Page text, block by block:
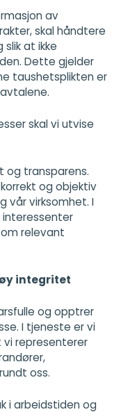
av
skal håndtere
at ikke
Dette gjelder
taushetsplikten er
skal vi utvise
og transparens.
og objektiv
vår virksomhet. I
interessenter
relevant
integritet
og opptrer
I tjeneste er vi
representerer
oss.
i arbeidstiden og